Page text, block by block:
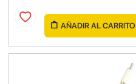
AÑADIR AL CARRITO